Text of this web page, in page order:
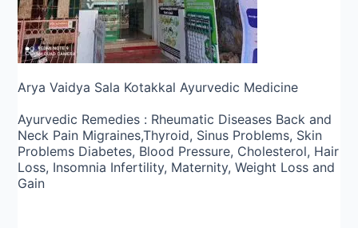
Arya Vaidya Sala Kotakkal Ayurvedic Medicine
Ayurvedic Remedies : Rheumatic Diseases Back and
Neck Pain Migraines,Thyroid, Sinus Problems, Skin
Problems Diabetes, Blood Pressure, Cholesterol, Hair
Loss, Insomnia Infertility, Maternity, Weight Loss and
Gain